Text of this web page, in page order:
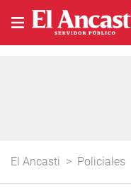
El Ancasti > Policiales